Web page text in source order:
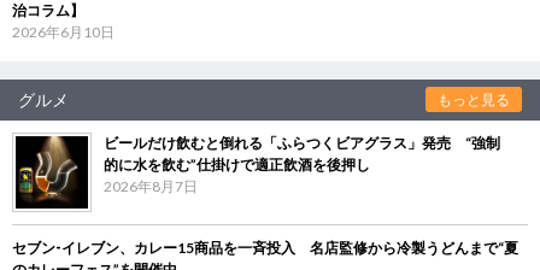
治コラム】
2026年6月10日
グルメ もっと見る
ビールだけ飲むと倒れる「ふらつくビアグラス」発売 “強制
的に水を飲む”仕掛けで適正飲酒を後押し
2026年8月7日
セブン‐イレブン、カレー15商品を一斉投入 名店監修から冷製うどんまで“夏